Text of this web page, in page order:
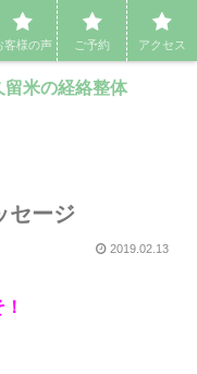
アロママッサージ・エステ
留米の経絡整体
セージ
2019.02.13
客様の声 ご予約 アクセス